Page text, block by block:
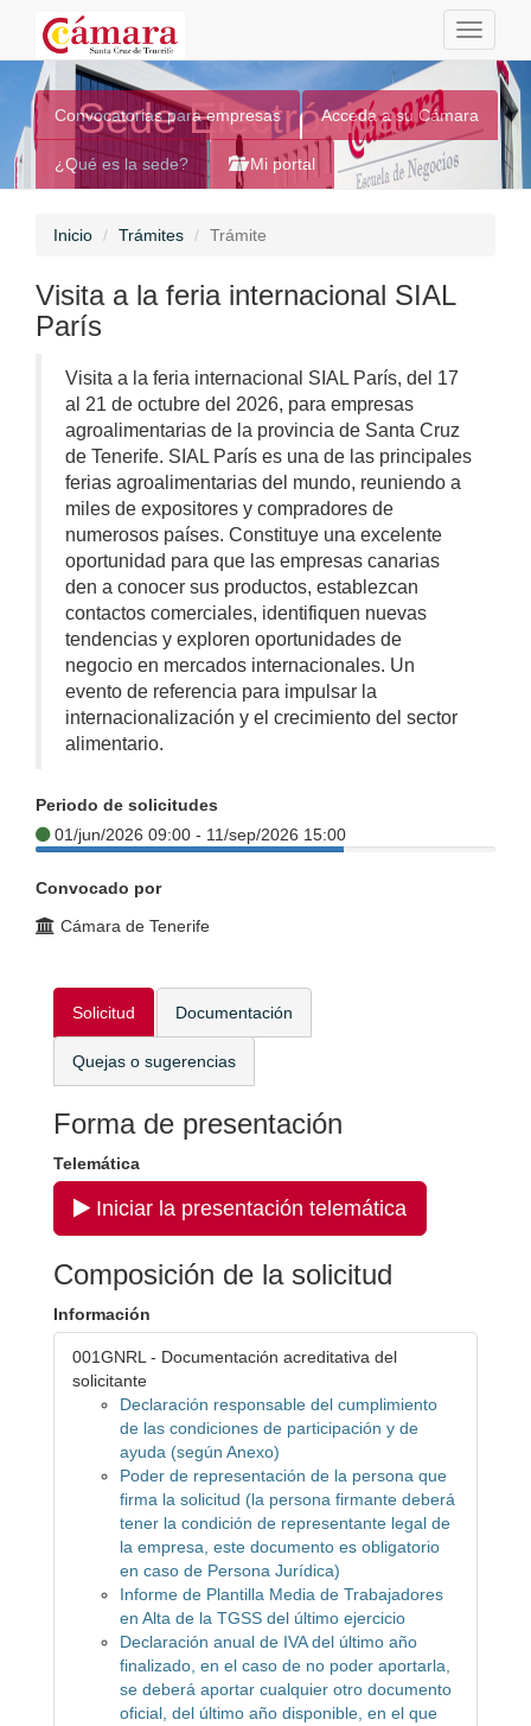
Toggle
Sede Electrónica
Convocatorias para empresas Acceda a su Cámara
¿Qué es la sede? Mi portal
Inicio Trámites Trámite
Visita a la feria internacional SIAL
París
Visita a la feria internacional SIAL París, del 17
al 21 de octubre del 2026, para empresas
agroalimentarias de la provincia de Santa Cruz
de Tenerife. SIAL París es una de las principales
ferias agroalimentarias del mundo, reuniendo a
miles de expositores y compradores de
numerosos países. Constituye una excelente
oportunidad para que las empresas canarias
den a conocer sus productos, establezcan
contactos comerciales, identifiquen nuevas
tendencias y exploren oportunidades de
negocio en mercados internacionales. Un
evento de referencia para impulsar la
internacionalización y el crecimiento del sector
alimentario.
Periodo de solicitudes
01/jun/2026 09:00 - 11/sep/2026 15:00
Convocado por
Cámara de Tenerife
Solicitud Documentación
Quejas o sugerencias
Forma de presentación
Telemática
Iniciar la presentación telemática
Composición de la solicitud
Información
001GNRL - Documentación acreditativa del
solicitante
Declaración responsable del cumplimiento
de las condiciones de participación y de
ayuda (según Anexo)
Poder de representación de la persona que
firma la solicitud (la persona firmante deberá
tener la condición de representante legal de
la empresa, este documento es obligatorio
en caso de Persona Jurídica)
Informe de Plantilla Media de Trabajadores
en Alta de la TGSS del último ejercicio
Declaración anual de IVA del último año
finalizado, en el caso de no poder aportarla,
se deberá aportar cualquier otro documento
oficial, del último año disponible, en el que